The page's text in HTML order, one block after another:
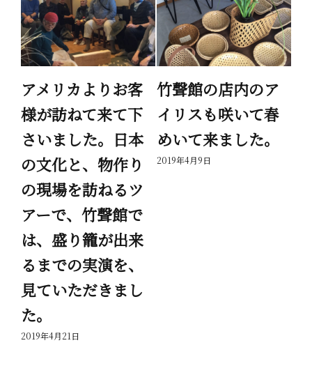
アメリカよりお客
様が訪ねて来て下
さいました。日本
の文化と、物作り
の現場を訪ねるツ
アーで、竹聲館で
は、盛り籠が出来
るまでの実演を、
見ていただきまし
た。
2019年4月21日
竹聲館の店内のア
イリスも咲いて春
めいて来ました。
2019年4月9日